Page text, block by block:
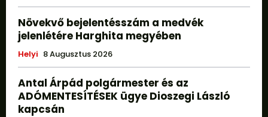
Növekvő bejelentésszám a medvék
jelenlétére Harghita megyében
Helyi 8 Augusztus 2026
Antal Árpád polgármester és az
ADÓMENTESÍTÉSEK ügye Dioszegi László
kapcsán